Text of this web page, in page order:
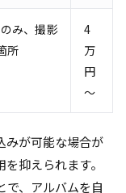
み、撮影
所
4
万
円
〜
みが可能な場合が
抑えられます。
で、アルバムを自